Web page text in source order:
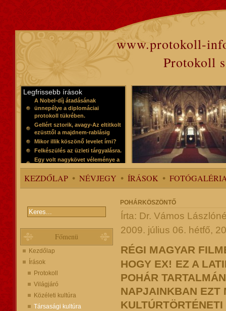
www.protokoll-
Protokoll
Legfrissebb írások
A Nobel-díj átadásának
ünnepélye a diplomáciai
protokoll tükrében.
Gellért sztorik, avagy-Az eltitkolt
ezüsttől a majdnem-rablásig
Mikor illik köszönő levelet írni?
Felkészülés az üzleti tárgyalásra.
Egy volt nagykövet véleménye a
protokollról
KEZDŐLAP NÉVJEGY ÍRÁSOK
Főmenü
Kezdőlap
Írások
Protokoll
Világjáró
Közéleti kultúra
Társasági kultúra
POHÁRKÖSZÖNTŐ
Írta: Dr. Vámos
2009. július 06. hétfő,
RÉGI MAGYAR
HOGY EX! EZ A
POHÁR
NAPJAINKBAN EZT